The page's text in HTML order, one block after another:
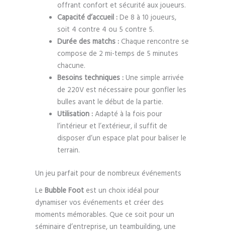
offrant confort et sécurité aux joueurs.
Capacité d’accueil :De 8 à 10 joueurs,
soit 4 contre 4 ou 5 contre 5.
Durée des matchs :Chaque rencontre se
compose de 2 mi-temps de 5 minutes
chacune.
Besoins techniques :Une simple arrivée
de 220V est nécessaire pour gonfler les
bulles avant le début de la partie.
Utilisation :Adapté à la fois pour
l’intérieur et l’extérieur, il suffit de
disposer d’un espace plat pour baliser le
terrain.
Un jeu parfait pour de nombreux événements
Le Bubble Foot est un choix idéal pour
dynamiser vos événements et créer des
moments mémorables. Que ce soit pour un
séminaire d’entreprise, un teambuilding, une